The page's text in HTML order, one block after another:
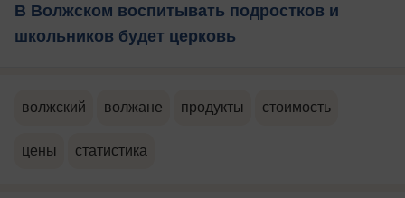
В Волжском воспитывать подростков и
школьников будет церковь
волжский волжане продукты стоимость
цены статистика